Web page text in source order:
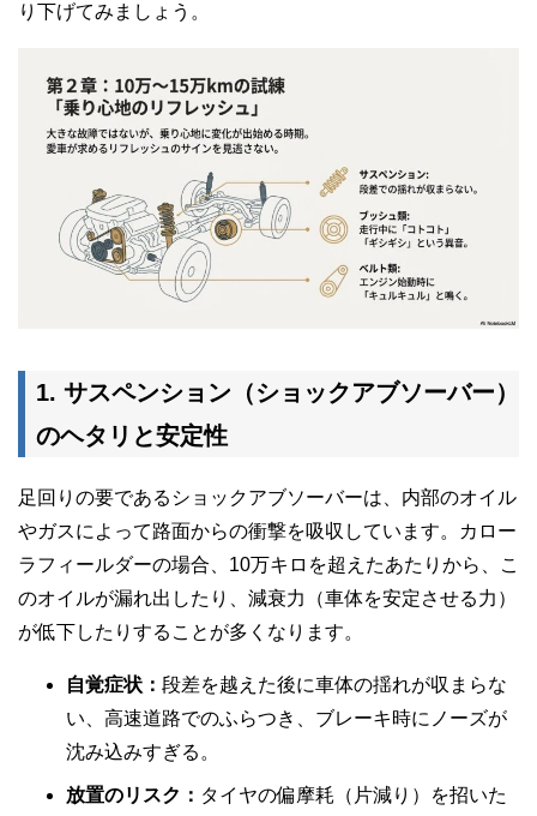
り下げてみましょう。
1. サスペンション（ショックアブソーバー）
のヘタリと安定性
足回りの要であるショックアブソーバーは、内部のオイル
やガスによって路面からの衝撃を吸収しています。カロー
ラフィールダーの場合、10万キロを超えたあたりから、こ
のオイルが漏れ出したり、減衰力（車体を安定させる力）
が低下したりすることが多くなります。
自覚症状： 段差を越えた後に車体の揺れが収まらな
い、高速道路でのふらつき、ブレーキ時にノーズが
沈み込みすぎる。
放置のリスク： タイヤの偏摩耗（片減り）を招いた